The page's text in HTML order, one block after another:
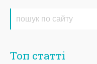
Топ статті